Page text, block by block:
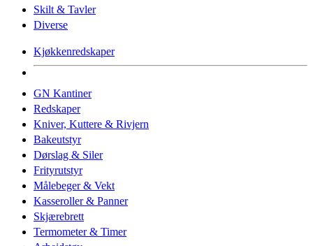
Skilt & Tavler
Diverse
Kjøkkenredskaper
GN Kantiner
Redskaper
Kniver, Kuttere & Rivjern
Bakeutstyr
Dørslag & Siler
Frityrutstyr
Målebeger & Vekt
Kasseroller & Panner
Skjærebrett
Termometer & Timer